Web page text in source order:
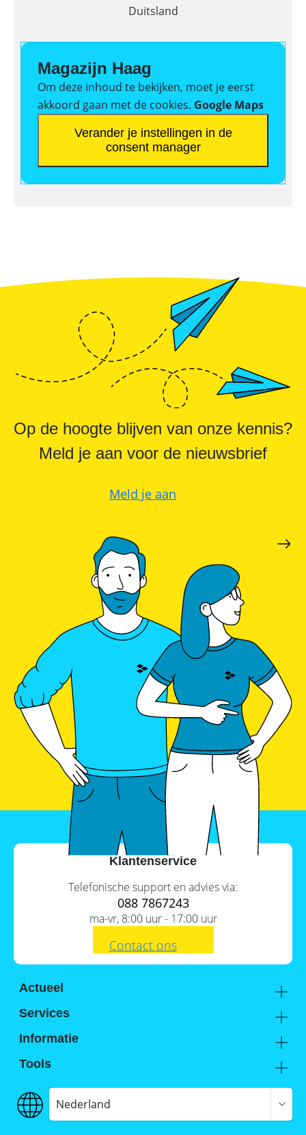
Duitsland
Magazijn Haag
Om deze inhoud te bekijken, moet je eerst
akkoord gaan met de cookies. Google Maps
Verander je instellingen in de
consent manager
Op de hoogte blijven van onze kennis?
Meld je aan voor de nieuwsbrief
Meld je aan
Klantenservice
Telefonische support en advies via:
088 7867243
ma-vr, 8:00 uur - 17:00 uur
Contact ons
Actueel
Academy
Support
FAQ
Services
Distributie
Informatie
Over ons
Werken bij Memodo
Algemene voorwaarden
Tools
Vergelijkings- en goedkeuringslijsten
Batterijopslag catalogus
Nederland